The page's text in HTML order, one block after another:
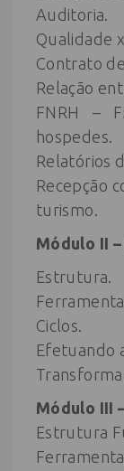
Auditoria.
Qualidade
Contrato
Relação
FNRH –
hospedes.
Relatórios
Recepção
turismo.
Módulo II –
Estrutura.
Ciclos.
Efetuando
Módulo III
Estrutura